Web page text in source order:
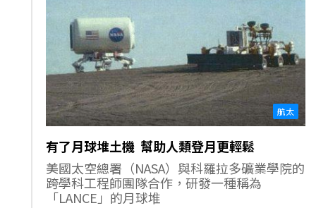
航太
有了月球堆土機 幫助人類登月更輕鬆
美國太空總署（NASA）與科羅拉多礦業學院的
跨學科工程師團隊合作，研發一種稱為
「LANCE」的月球堆